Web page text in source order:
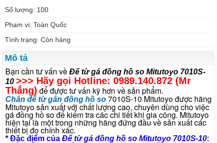
Số lượng: 100
Phạm vi: Toàn Quốc
Tình trạng: Còn hàng
Mô tả
Bạn cần tư vấn về Đế từ gá đồng hồ so Mitutoyo 7010S-
10 >>> Hãy gọi Hotline: 0989.140.872 (Mr
Thắng) để được tư vấn kỹ hơn về sản phẩm.
Chân đế từ gắn đồng hồ so 7010S-10 Mitutoyo được hãng
Mitutoyo sản xuất với chất lượng cao, chuyên dùng cho việc
gá đồng hồ so để kiểm tra các chi tiết khi gia công. Mitutoyo
hiện tại là một trong những hãng đứng đầu về sản xuất các
thiết bị đo chính xác.
* Đặc điểm của Đế từ gá đồng hồ so Mitutoyo 7010S-10: